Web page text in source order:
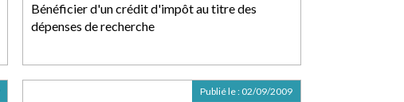
Bénéficier d'un crédit d'impôt au titre des
dépenses de recherche
Publié le : 02/09/2009